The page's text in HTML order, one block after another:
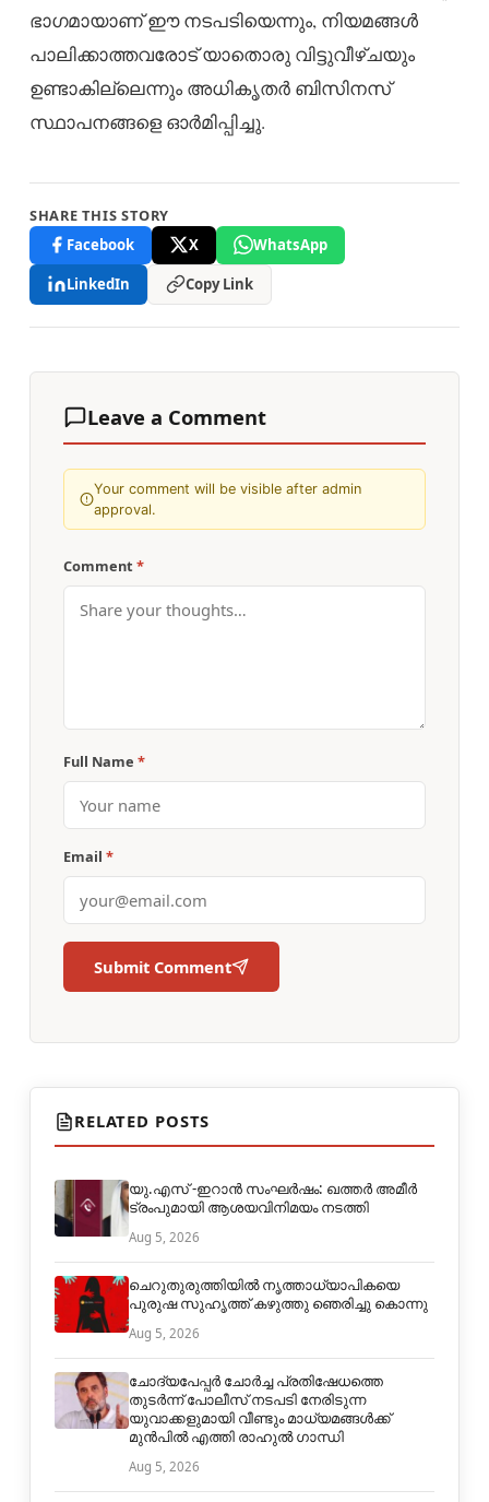
ഭാഗമായാണ് ഈ നടപടിയെന്നും, നിയമങ്ങൾ
പാലിക്കാത്തവരോട് യാതൊരു വിട്ടുവീഴ്ചയും
ഉണ്ടാകില്ലെന്നും അധികൃതർ ബിസിനസ്
സ്ഥാപനങ്ങളെ ഓർമിപ്പിച്ചു.
SHARE THIS STORY
Facebook
X
WhatsApp
LinkedIn
Copy Link
Leave a Comment
Your comment will be visible after admin
approval.
Comment *
Full Name *
Email *
Submit Comment
RELATED POSTS
യു.എസ് -ഇറാൻ സംഘർഷം: ഖത്തർ അമീർ
ട്രംപുമായി ആശയവിനിമയം നടത്തി
Aug 5, 2026
ചെറുതുരുത്തിയില്‍ നൃത്താധ്യാപികയെ
പുരുഷ സുഹൃത്ത് കഴുത്തു ഞെരിച്ചു കൊന്നു
Aug 5, 2026
ചോദ്യപേപ്പർ ചോർച്ച പ്രതിഷേധത്തെ
തുടർന്ന് പോലീസ് നടപടി നേരിടുന്ന
യുവാക്കളുമായി വീണ്ടും മാധ്യമങ്ങൾക്ക്
മുൻപിൽ എത്തി രാഹുൽ ഗാന്ധി
Aug 5, 2026